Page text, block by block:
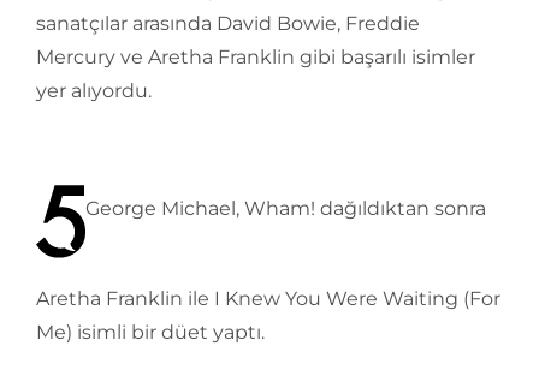
sanatçılar arasında David Bowie, Freddie
Mercury ve Aretha Franklin gibi başarılı isimler
yer alıyordu.
George Michael, Wham! dağıldıktan sonra
Aretha Franklin ile I Knew You Were Waiting (For
Me) isimli bir düet yaptı.